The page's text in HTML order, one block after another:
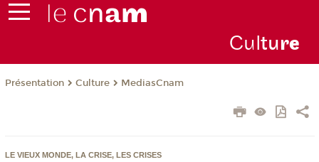
Culture
Présentation Culture MediasCnam
LE VIEUX MONDE, LA CRISE, LES CRISES